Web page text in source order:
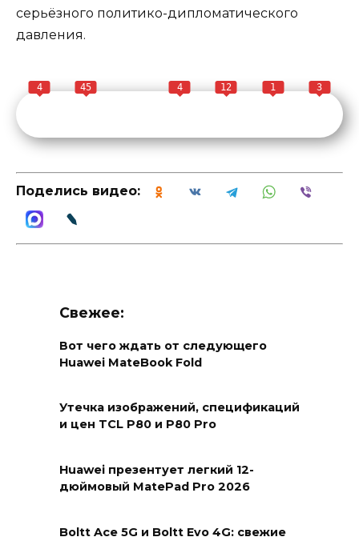
серьёзного политико-дипломатического
давления.
4 45 4 12 1 3
Поделись видео:
Свежее:
Вот чего ждать от следующего
Huawei MateBook Fold
Утечка изображений, спецификаций
и цен TCL P80 и P80 Pro
Huawei презентует легкий 12-
дюймовый MatePad Pro 2026
Boltt Ace 5G и Boltt Evo 4G: свежие